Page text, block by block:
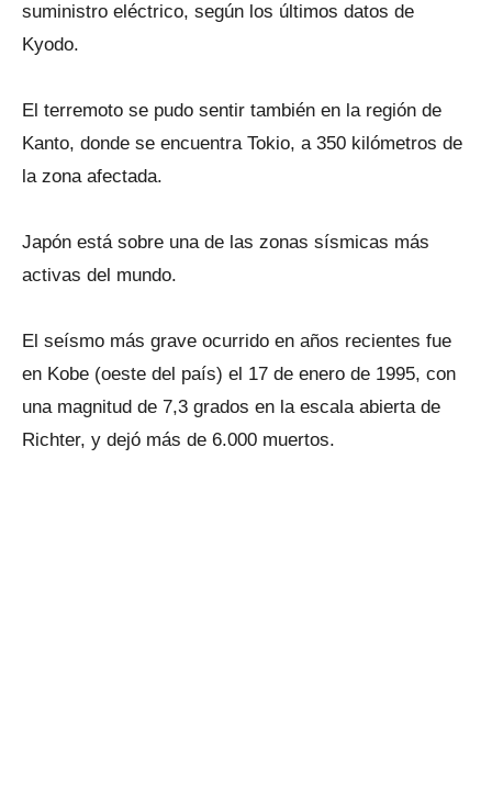
suministro eléctrico, según los últimos datos de
Kyodo.
El terremoto se pudo sentir también en la región de
Kanto, donde se encuentra Tokio, a 350 kilómetros de
la zona afectada.
Japón está sobre una de las zonas sísmicas más
activas del mundo.
El seísmo más grave ocurrido en años recientes fue
en Kobe (oeste del país) el 17 de enero de 1995, con
una magnitud de 7,3 grados en la escala abierta de
Richter, y dejó más de 6.000 muertos.